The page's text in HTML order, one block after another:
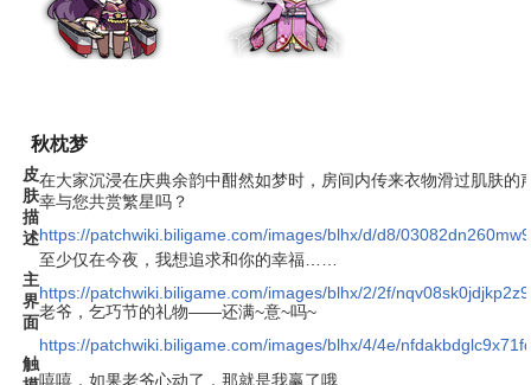
秋枕梦
皮
肤
描
述
在大家沉浸在庆典余韵中酣然如梦时，房间内传来衣物滑过肌肤
幸与您共赏繁星吗？
https://patchwiki.biligame.com/images/blhx/d/d8/
主
界
面
至少仅在今夜，我想追求和你的幸福……
https://patchwiki.biligame.com/images/blhx/2/2f/
老爷，乞巧节的礼物——还满~意~吗~
https://patchwiki.biligame.com/images/blhx/4/4e/
触
嘻嘻，如果老爷心动了，那就是我赢了哦